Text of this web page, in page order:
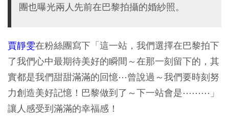
團也曝光兩人先前在巴黎拍攝的婚紗照。
賈靜雯在粉絲團寫下「這一站，我們選擇在巴黎拍下
了我們心中最期待美好的瞬間～在那一刻留下的，其
實都是我們甜甜滿滿的回憶⋯曾說過～我們要時刻努
力創造美好記憶！巴黎做到了～下一站會是⋯⋯⋯」
讓人感受到滿滿的幸福感！